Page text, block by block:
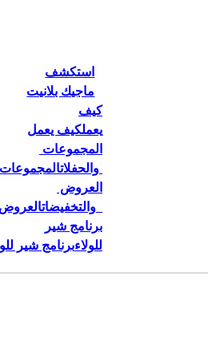
استكشف
ماجيك بلانيت
كيف
يعملكيف يعمل
المجموعات
والحفلات
العروض
  والتخفيضات
برنامج شير
للولاءبرنامج شير